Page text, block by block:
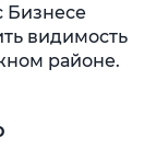
Бизнесе
видимость
районе.